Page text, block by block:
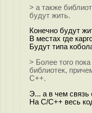
> а также
будут жить.
Конечно будут
В местах где
Будут типа
> Более того
библиотек,
С++.
Э... а в чем связь
На С/С++ весь